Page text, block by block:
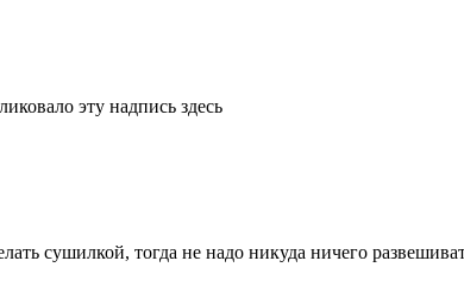
эту надпись здесь
сушилкой, тогда не надо никуда ничего